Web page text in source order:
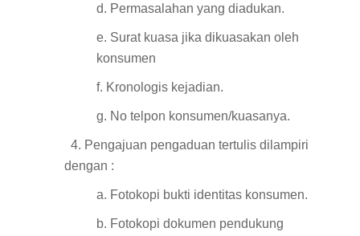
d. Permasalahan yang diadukan.
e. Surat kuasa jika dikuasakan oleh
konsumen
f. Kronologis kejadian.
g. No telpon konsumen/kuasanya.
4. Pengajuan pengaduan tertulis dilampiri
dengan :
a. Fotokopi bukti identitas konsumen.
b. Fotokopi dokumen pendukung